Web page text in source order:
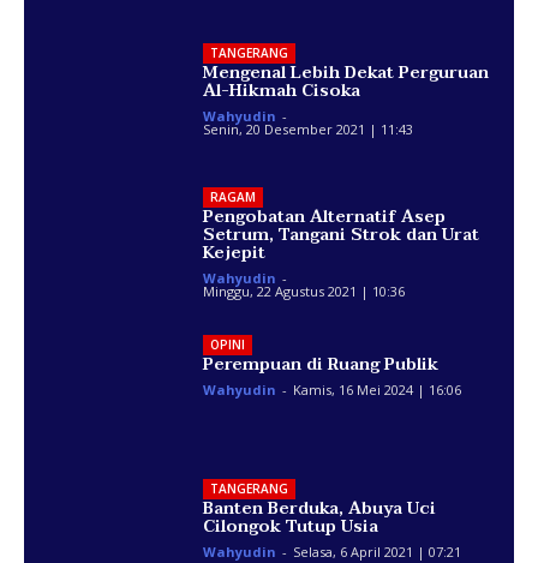
TANGERANG
Mengenal Lebih Dekat Perguruan
Al-Hikmah Cisoka
Wahyudin -
Senin, 20 Desember 2021 | 11:43
RAGAM
Pengobatan Alternatif Asep
Setrum, Tangani Strok dan Urat
Kejepit
Wahyudin -
Minggu, 22 Agustus 2021 | 10:36
OPINI
Perempuan di Ruang Publik
Wahyudin - Kamis, 16 Mei 2024 | 16:06
TANGERANG
Banten Berduka, Abuya Uci
Cilongok Tutup Usia
Wahyudin - Selasa, 6 April 2021 | 07:21